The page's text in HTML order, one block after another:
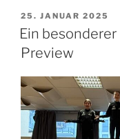
VERÖFFENTLICHT
AM
25. JANUAR 2025
Ein besonderer
Preview